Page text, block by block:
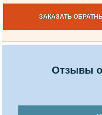
ЗАКАЗАТЬ
Отзывы